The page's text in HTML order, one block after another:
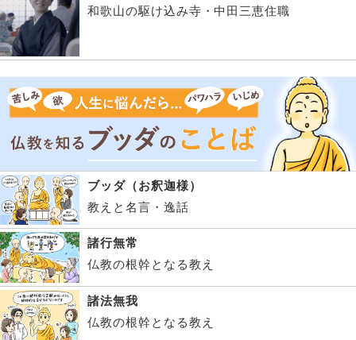
和歌山の駆け込み寺・中田三恵住職
ブッダ（お釈迦様）
教えと名言・逸話
諸行無常
仏教の根幹となる教え
諸法無我
仏教の根幹となる教え